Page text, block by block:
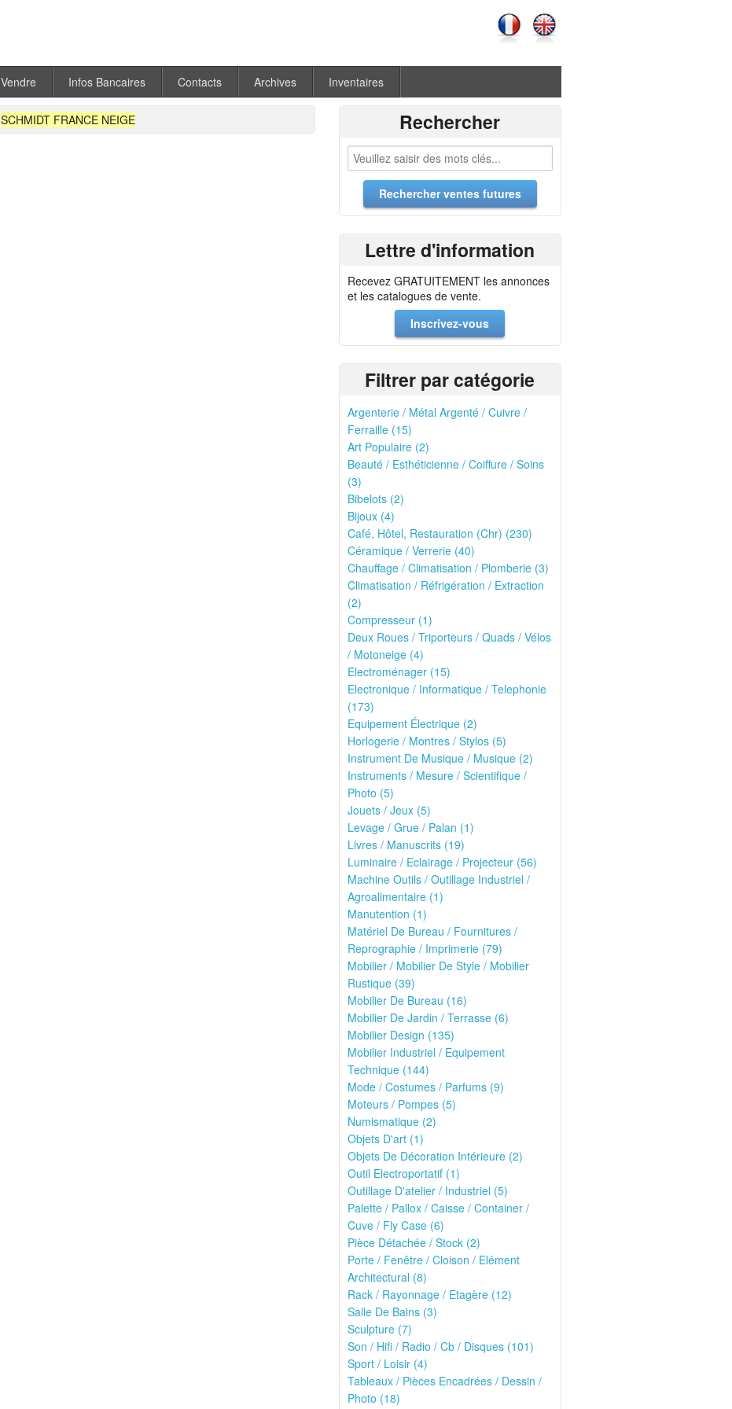
Vendre Infos Bancaires Contacts Archives Inventaires
SCHMIDT FRANCE NEIGE Rechercher
Lettre d'information
Recevez GRATUITEMENT les annonces
et les catalogues de vente.
Inscrivez-vous
Filtrer par catégorie
Argenterie / Métal Argenté / Cuivre /
Ferraille (15)
Art Populaire (2)
Beauté / Esthéticienne / Coiffure / Soins
(3)
Bibelots (2)
Bijoux (4)
Café, Hôtel, Restauration (Chr) (230)
Céramique / Verrerie (40)
Chauffage / Climatisation / Plomberie (3)
Climatisation / Réfrigération / Extraction
(2)
Compresseur (1)
Deux Roues / Triporteurs / Quads / Vélos
/ Motoneige (4)
Electroménager (15)
Electronique / Informatique / Telephonie
(173)
Equipement Électrique (2)
Horlogerie / Montres / Stylos (5)
Instrument De Musique / Musique (2)
Instruments / Mesure / Scientifique /
Photo (5)
Jouets / Jeux (5)
Levage / Grue / Palan (1)
Livres / Manuscrits (19)
Luminaire / Eclairage / Projecteur (56)
Machine Outils / Outillage Industriel /
Agroalimentaire (1)
Manutention (1)
Matériel De Bureau / Fournitures /
Reprographie / Imprimerie (79)
Mobilier / Mobilier De Style / Mobilier
Rustique (39)
Mobilier De Bureau (16)
Mobilier De Jardin / Terrasse (6)
Mobilier Design (135)
Mobilier Industriel / Equipement
Technique (144)
Mode / Costumes / Parfums (9)
Moteurs / Pompes (5)
Numismatique (2)
Objets D'art (1)
Objets De Décoration Intérieure (2)
Outil Electroportatif (1)
Outillage D'atelier / Industriel (5)
Palette / Pallox / Caisse / Container /
Cuve / Fly Case (6)
Pièce Détachée / Stock (2)
Porte / Fenêtre / Cloison / Elément
Architectural (8)
Rack / Rayonnage / Etagère (12)
Salle De Bains (3)
Sculpture (7)
Son / Hifi / Radio / Cb / Disques (101)
Sport / Loisir (4)
Tableaux / Pièces Encadrées / Dessin /
Photo (18)